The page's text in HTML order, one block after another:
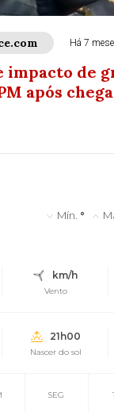
Há 7
impacto de
após
Mín. °
km/h
Vento
21h00
Nascer do sol
SEG